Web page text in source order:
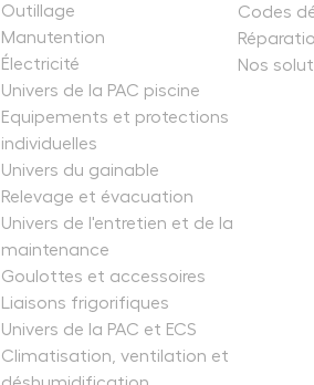
Outillage
Manutention
Électricité
Univers de la PAC piscine
Equipements et protections
individuelles
Univers du gainable
Relevage et évacuation
Univers de l'entretien et de la
maintenance
Goulottes et accessoires
Liaisons frigorifiques
Univers de la PAC et ECS
Climatisation, ventilation et
Codes
Nos